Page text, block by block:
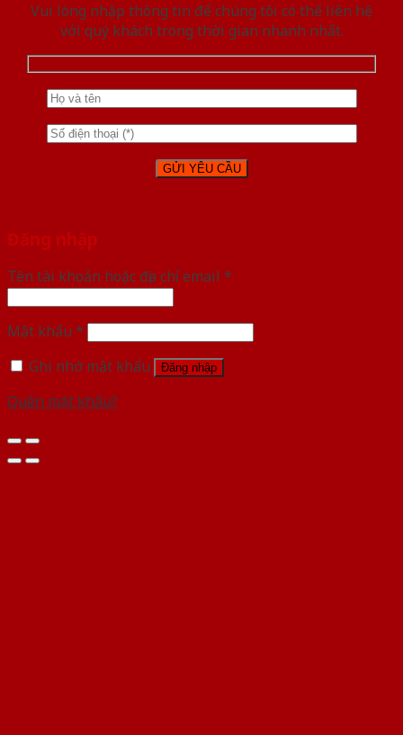
Vui lòng nhập thông tin để chúng tôi có thể liên hệ
với quý khách trong thời gian nhanh nhất.
Đăng nhập
Tên tài khoản hoặc địa chỉ email *
Mật khẩu *
Ghi nhớ mật khẩu
Đăng nhập
Quên mật khẩu?